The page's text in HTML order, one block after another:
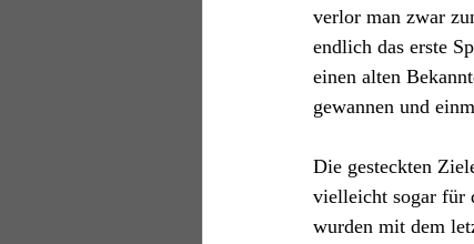
verlor man zwar
endlich das erste
einen alten
gewannen und
Die gesteckten
vielleicht sogar für
wurden mit dem